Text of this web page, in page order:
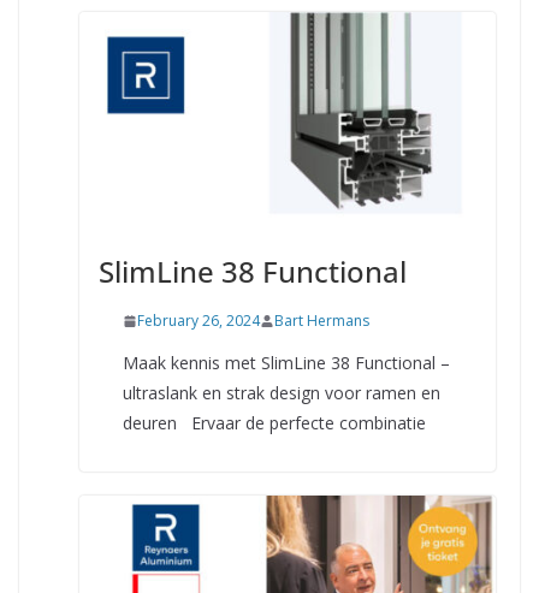
SlimLine 38 Functional
February 26, 2024 Bart Hermans
Maak kennis met SlimLine 38 Functional –
ultraslank en strak design voor ramen en
deuren Ervaar de perfecte combinatie